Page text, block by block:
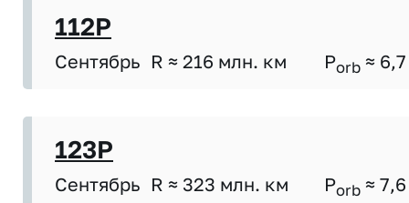
112P
Сентябрь R ≈ 216 млн. км Porb ≈ 6,7
123P
Сентябрь R ≈ 323 млн. км Porb ≈ 7,6